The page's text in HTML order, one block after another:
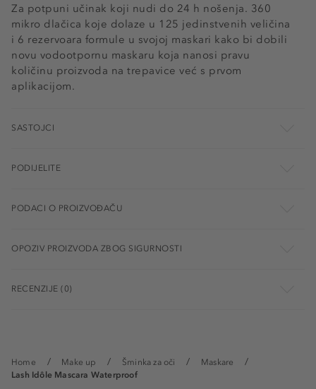
Home Make up Šminka za oči
Maskare
Lash Idôle Mascara Waterproof
Za potpuni učinak koji nudi do 24 h nošenja. 360
mikro dlačica koje dolaze u 125 jedinstvenih veličina
i 6 rezervoara formule u svojoj maskari kako bi dobili
novu vodootpornu maskaru koja nanosi pravu
količinu proizvoda na trepavice već s prvom
aplikacijom.
SASTOJCI
PODIJELITE
PODACI O PROIZVOĐAČU
OPOZIV PROIZVODA ZBOG SIGURNOSTI
RECENZIJE (0)